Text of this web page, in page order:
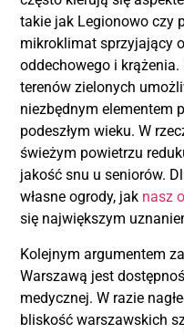
takie jak Legionowo czy
mikroklimat sprzyjający
oddechowego i
terenów zielonych
niezbędnym elementem
podeszłym wieku. W
świeżym powietrzu
jakość snu u seniorów.
własne ogrody, jak nasz
się największym
Kolejnym argumentem
Warszawą jest
medycznej. W razie
bliskość warszawskich